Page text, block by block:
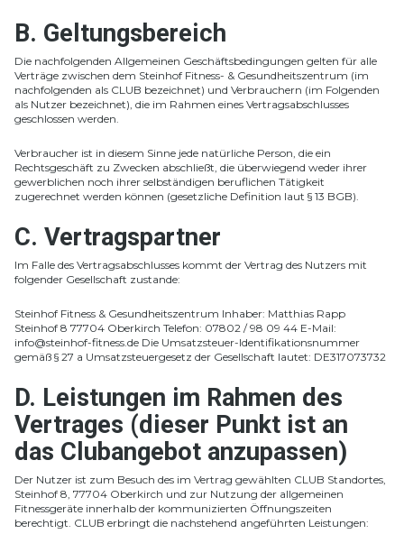
B. Geltungsbereich
Die nachfolgenden Allgemeinen Geschäftsbedingungen gelten für alle
Verträge zwischen dem Steinhof Fitness- & Gesundheitszentrum (im
nachfolgenden als CLUB bezeichnet) und Verbrauchern (im Folgenden
als Nutzer bezeichnet), die im Rahmen eines Vertragsabschlusses
geschlossen werden.
Verbraucher ist in diesem Sinne jede natürliche Person, die ein
Rechtsgeschäft zu Zwecken abschließt, die überwiegend weder ihrer
gewerblichen noch ihrer selbständigen beruflichen Tätigkeit
zugerechnet werden können (gesetzliche Definition laut § 13 BGB).
C. Vertragspartner
Im Falle des Vertragsabschlusses kommt der Vertrag des Nutzers mit
folgender Gesellschaft zustande:
Steinhof Fitness & Gesundheitszentrum Inhaber: Matthias Rapp
Steinhof 8 77704 Oberkirch Telefon: 07802 / 98 09 44 E-Mail:
info@steinhof-fitness.de Die Umsatzsteuer-Identifikationsnummer
gemäß § 27 a Umsatzsteuergesetz der Gesellschaft lautet: DE317073732
D. Leistungen im Rahmen des
Vertrages (dieser Punkt ist an
das Clubangebot anzupassen)
Der Nutzer ist zum Besuch des im Vertrag gewählten CLUB Standortes,
Steinhof 8, 77704 Oberkirch und zur Nutzung der allgemeinen
Fitnessgeräte innerhalb der kommunizierten Öffnungszeiten
berechtigt. CLUB erbringt die nachstehend angeführten Leistungen: